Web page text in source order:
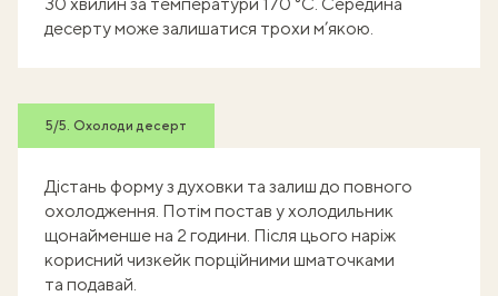
десерту може залишатися трохи м’якою.
5/5. Охолоди десерт
Дістань форму з духовки та залиш до повного
охолодження. Потім постав у холодильник
щонайменше на 2 години. Після цього наріж
корисний чизкейк порційними шматочками
та подавай.